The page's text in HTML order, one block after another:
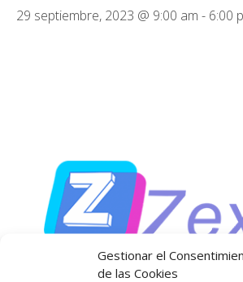
Gestionar el
de las Cookies
29 septiembre, 2023 @ 9:00 am - 6:00